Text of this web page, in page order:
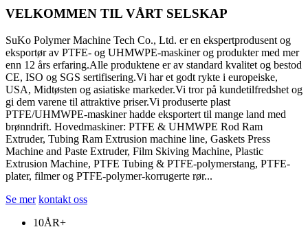
VELKOMMEN TIL VÅRT SELSKAP
SuKo Polymer Machine Tech Co., Ltd. er en ekspertprodusent og
eksportør av PTFE- og UHMWPE-maskiner og produkter med mer
enn 12 års erfaring.Alle produktene er av standard kvalitet og bestod
CE, ISO og SGS sertifisering.Vi har et godt rykte i europeiske,
USA, Midtøsten og asiatiske markeder.Vi tror på kundetilfredshet og
gi dem varene til attraktive priser.Vi produserte plast
PTFE/UHMWPE-maskiner hadde eksportert til mange land med
brønndrift. Hovedmaskiner: PTFE & UHMWPE Rod Ram
Extruder, Tubing Ram Extrusion machine line, Gaskets Press
Machine and Paste Extruder, Film Skiving Machine, Plastic
Extrusion Machine, PTFE Tubing & PTFE-polymerstang, PTFE-
plater, filmer og PTFE-polymer-korrugerte rør...
Se mer kontakt oss
10ÅR+